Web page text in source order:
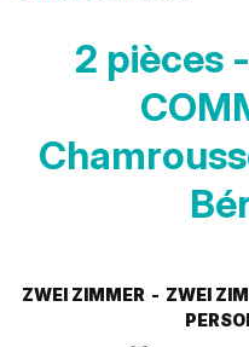
2 pièces
ZWEI ZIMMER ZWEI